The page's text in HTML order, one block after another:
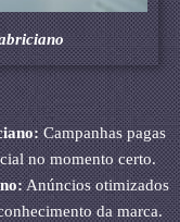
Campanhas pagas
no momento certo.
Anúncios otimizados
da marca.